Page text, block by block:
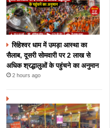
सिंहेश्वर धाम में उमड़ा आस्था का
सैलाब, दूसरी सोमवारी पर 2 लाख से
अधिक श्रद्धालुओं के पहुंचने का अनुमान
2 hours ago